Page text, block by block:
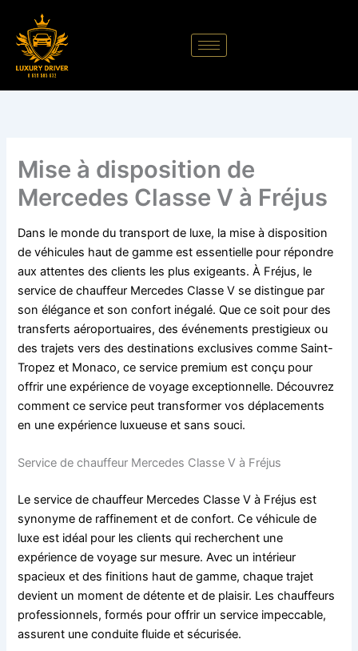
contenu
Mise à disposition de
Mercedes Classe V à Fréjus
Dans le monde du transport de luxe, la mise à disposition
de véhicules haut de gamme est essentielle pour répondre
aux attentes des clients les plus exigeants. À Fréjus, le
service de chauffeur Mercedes Classe V se distingue par
son élégance et son confort inégalé. Que ce soit pour des
transferts aéroportuaires, des événements prestigieux ou
des trajets vers des destinations exclusives comme Saint-
Tropez et Monaco, ce service premium est conçu pour
offrir une expérience de voyage exceptionnelle. Découvrez
comment ce service peut transformer vos déplacements
en une expérience luxueuse et sans souci.
Service de chauffeur Mercedes Classe V à Fréjus
Le service de chauffeur Mercedes Classe V à Fréjus est
synonyme de raffinement et de confort. Ce véhicule de
luxe est idéal pour les clients qui recherchent une
expérience de voyage sur mesure. Avec un intérieur
spacieux et des finitions haut de gamme, chaque trajet
devient un moment de détente et de plaisir. Les chauffeurs
professionnels, formés pour offrir un service impeccable,
assurent une conduite fluide et sécurisée.